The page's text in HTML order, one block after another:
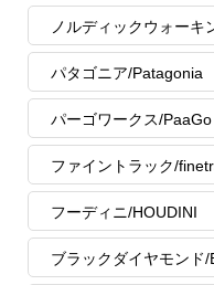
ノルディックウォーキ
パタゴニア/Patagonia
パーゴワークス/
ファイントラック/
フーディニ/HOUDINI
ブラックダイヤモンド